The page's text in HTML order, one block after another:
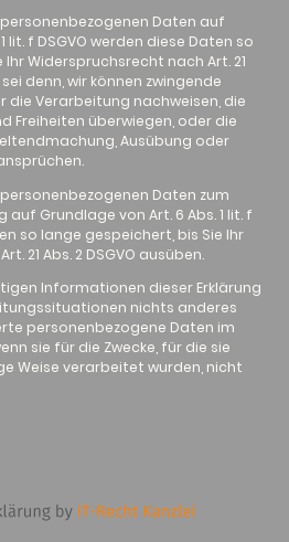
Daten auf
lit. f DSGVO werden diese Daten so
Widerspruchsrecht nach Art. 21
sei denn, wir können zwingende
die Verarbeitung nachweisen, die
Freiheiten überwiegen, oder die
Ausübung oder
Daten zum
auf Grundlage von Art. 6 Abs. 1 lit. f
so lange gespeichert, bis Sie Ihr
21 Abs. 2 DSGVO ausüben.
Informationen dieser Erklärung
nichts anderes
personenbezogene Daten im
sie für die Zwecke, für die sie
Weise verarbeitet wurden, nicht